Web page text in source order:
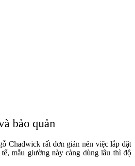
bảo quản
Chadwick rất đơn giản nên việc lắp đặt
mẫu giường này càng dùng lâu thì độ